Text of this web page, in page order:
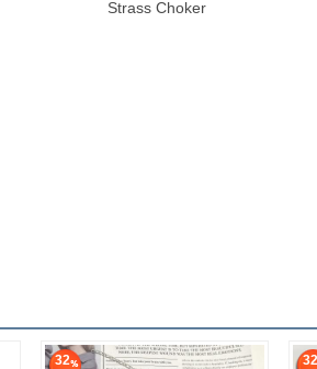
Strass Choker
32